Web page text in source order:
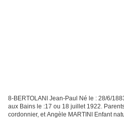
8-BERTOLANI Jean-Paul Né le : 28/6/
aux Bains le :17 ou 18 juillet 1922.
cordonnier, et Angèle MARTINI Enfant